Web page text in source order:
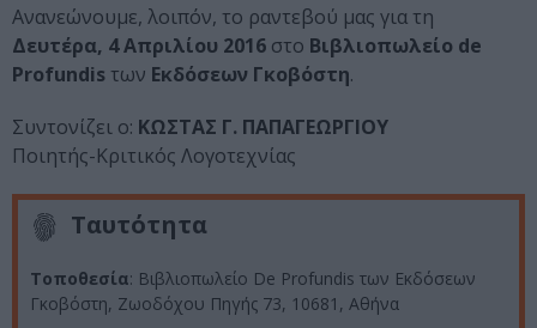
Ανανεώνουμε, λοιπόν, το ραντεβού μας για τη
Δευτέρα, 4 Απριλίου 2016 στο Βιβλιοπωλείο de
Profundis των Εκδόσεων Γκοβόστη.
Συντονίζει ο: ΚΩΣΤΑΣ Γ. ΠΑΠΑΓΕΩΡΓΙΟΥ
Ποιητής-Κριτικός Λογοτεχνίας
Ταυτότητα
Τοποθεσία: Βιβλιοπωλείο De Profundis των Εκδόσεων
Γκοβόστη, Ζωοδόχου Πηγής 73, 10681, Αθήνα